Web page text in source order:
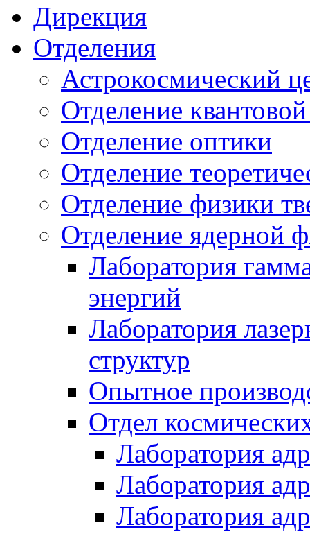
Дирекция
Отделения
Астрокосмический
Отделение
Отделение оптики
Отделение
Отделение физики
Отделение ядерной
Лаборатория
энергий
Лаборатория
структур
Опытное
Отдел
Лаборатория
Лаборатория
Лаборатория